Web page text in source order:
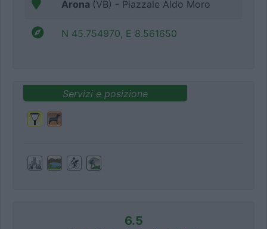
Arona (VB) - Piazzale Aldo Moro
N 45.754970, E 8.561650
Servizi e posizione
6.5